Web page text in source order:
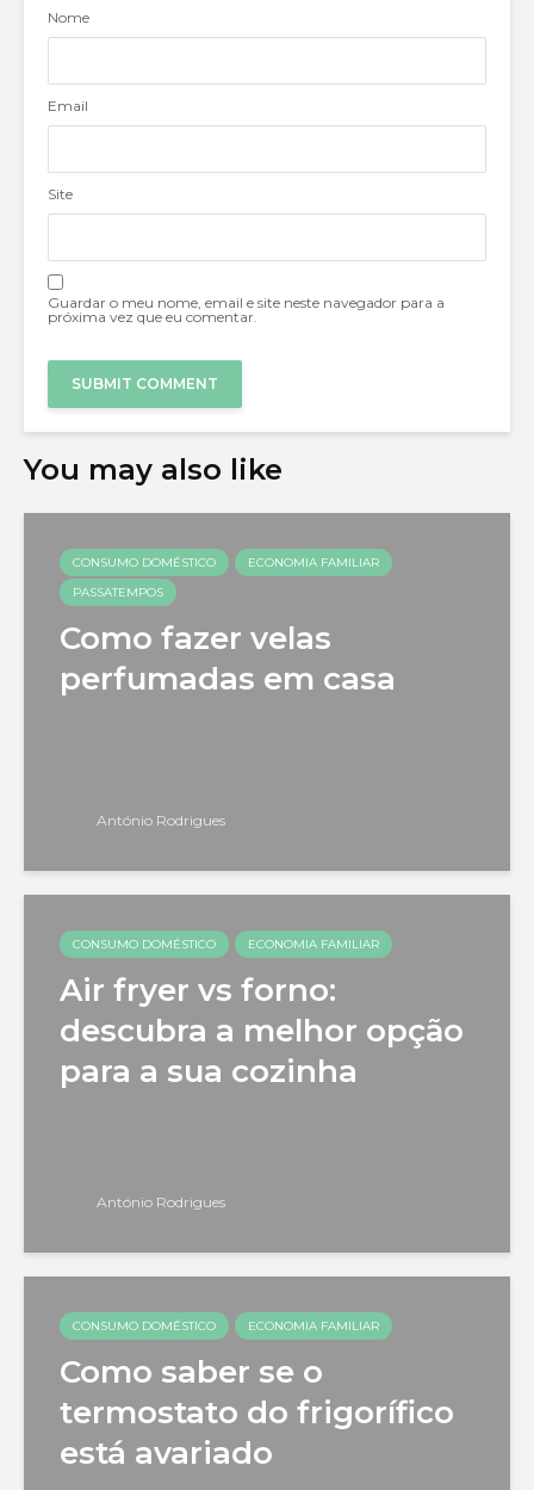
Nome
Email
Site
Guardar o meu nome, email e site neste navegador para a
próxima vez que eu comentar.
You may also like
CONSUMO DOMÉSTICO
ECONOMIA FAMILIAR
PASSATEMPOS
Como fazer velas
perfumadas em casa
António Rodrigues
CONSUMO DOMÉSTICO ECONOMIA FAMILIAR
Air fryer vs forno:
descubra a melhor opção
para a sua cozinha
António Rodrigues
CONSUMO DOMÉSTICO ECONOMIA FAMILIAR
Como saber se o
termostato do frigorífico
está avariado